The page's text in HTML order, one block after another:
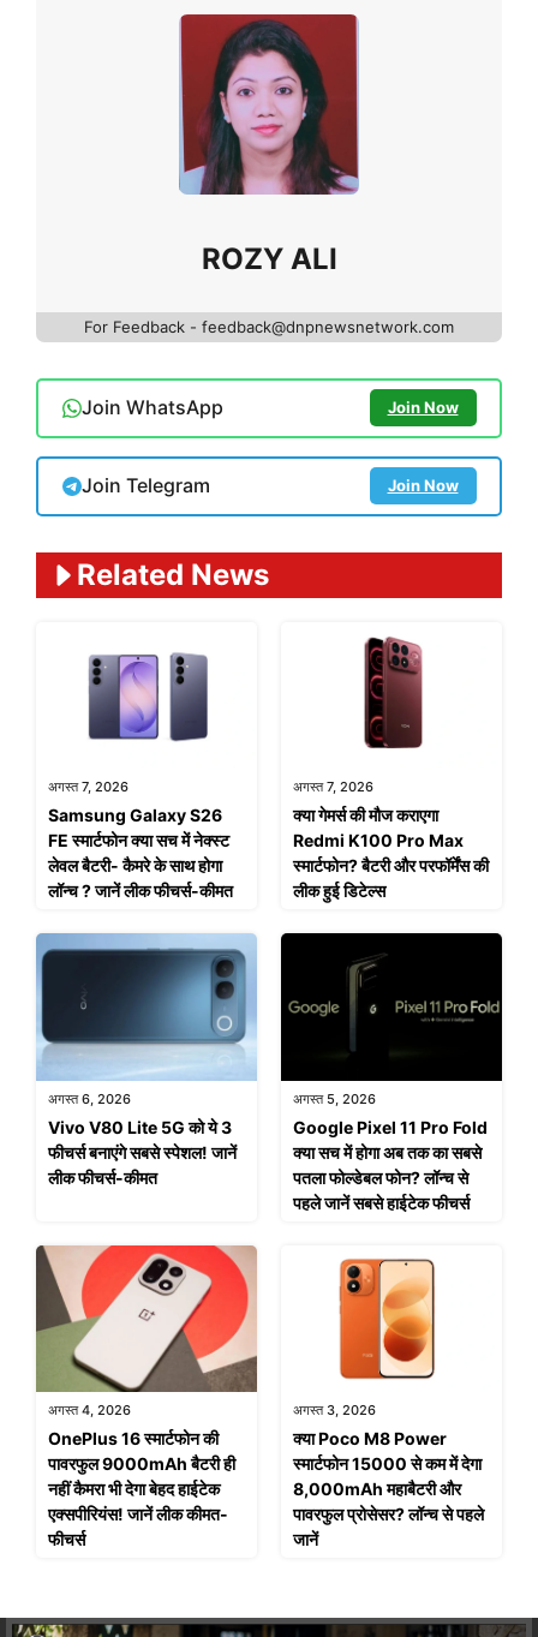
ROZY ALI
For Feedback - feedback@dnpnewsnetwork.com
Join WhatsApp Join Now
Join Telegram Join Now
Related News
अगस्त 7, 2026
Samsung Galaxy S26
FE स्मार्टफोन क्या सच में नेक्स्ट
लेवल बैटरी- कैमरे के साथ होगा
लॉन्च ? जानें लीक फीचर्स-कीमत
अगस्त 7, 2026
क्या गेमर्स की मौज कराएगा
Redmi K100 Pro Max
स्मार्टफोन? बैटरी और परफॉर्मेंस की
लीक हुई डिटेल्स
अगस्त 6, 2026
Vivo V80 Lite 5G को ये 3
फीचर्स बनाएंगे सबसे स्पेशल! जानें
लीक फीचर्स-कीमत
अगस्त 5, 2026
Google Pixel 11 Pro Fold
क्या सच में होगा अब तक का सबसे
पतला फोल्डेबल फोन? लॉन्च से
पहले जानें सबसे हाईटेक फीचर्स
अगस्त 4, 2026
OnePlus 16 स्मार्टफोन की
पावरफुल 9000mAh बैटरी ही
नहीं कैमरा भी देगा बेहद हाईटेक
एक्सपीरियंस! जानें लीक कीमत-
फीचर्स
अगस्त 3, 2026
क्या Poco M8 Power
स्मार्टफोन 15000 से कम में देगा
8,000mAh महाबैटरी और
पावरफुल प्रोसेसर? लॉन्च से पहले
जानें